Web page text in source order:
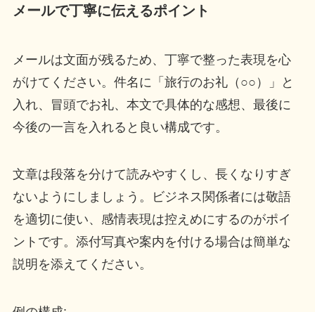
メールで丁寧に伝えるポイント
メールは文面が残るため、丁寧で整った表現を心
がけてください。件名に「旅行のお礼（○○）」と
入れ、冒頭でお礼、本文で具体的な感想、最後に
今後の一言を入れると良い構成です。
文章は段落を分けて読みやすくし、長くなりすぎ
ないようにしましょう。ビジネス関係者には敬語
を適切に使い、感情表現は控えめにするのがポイ
ントです。添付写真や案内を付ける場合は簡単な
説明を添えてください。